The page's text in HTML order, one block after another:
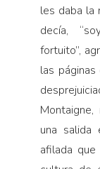
les daba la
decía,
fortuito”,
las
una salida
afilada